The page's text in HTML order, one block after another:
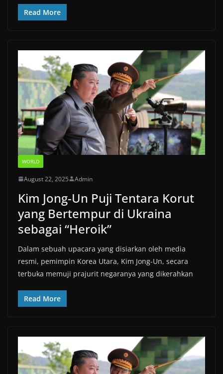
Read More
WORLD
August 22, 2025 Admin
Kim Jong-Un Puji Tentara Korut
yang Bertempur di Ukraina
sebagai “Heroik”
Dalam sebuah upacara yang disiarkan oleh media
resmi, pemimpin Korea Utara, Kim Jong-Un, secara
terbuka memuji prajurit negaranya yang dikerahkan
Read More